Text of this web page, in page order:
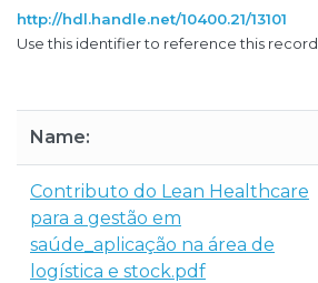
http://hdl.handle.net/10400.21/13101
Use this identifier to reference this record.
Name:
Contributo do Lean Healthcare
para a gestão em
saúde_aplicação na área de
logística e stock.pdf